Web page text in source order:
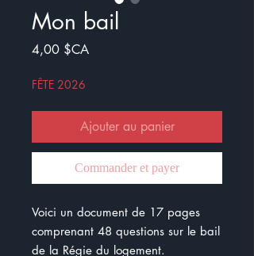
Mon bail
4,00 $CAPrix
FÊTE 2026
Ajouter au panier
Commander et payer
Voici un document de 17 pages
comprenant 48 questions sur le bail
de la Régie du logement.